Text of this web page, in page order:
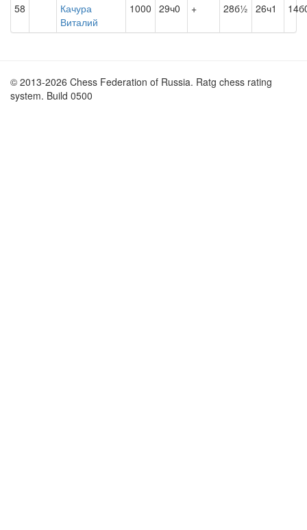
58
Качура
Виталий
1000 29ч0 + 28б½ 26ч1
© 2013-2026 Chess Federation of Russia. Ratg chess rating
system. Build 0500